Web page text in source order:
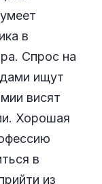
в
Спрос на
ищут
висят
Хорошая
в
из